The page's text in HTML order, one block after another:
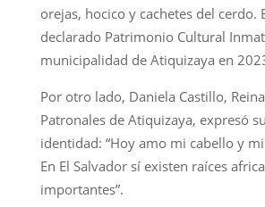
orejas, hocico y cachetes del cerdo.
declarado Patrimonio Cultural
municipalidad de Atiquizaya en
Por otro lado, Daniela Castillo,
Patronales de Atiquizaya, expresó
identidad: “Hoy amo mi cabello y
En El Salvador sí existen raíces
importantes”.